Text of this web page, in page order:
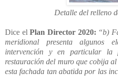
Detalle del relleno
Dice elPlan Director 2020: “b)
meridional presenta algunos
intervención y en particular la
restauración del muro que cobija
esta fachada tan abatida por las